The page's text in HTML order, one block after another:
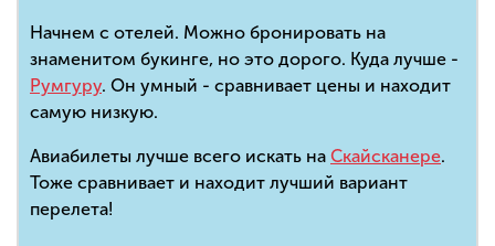
Начнем с отелей. Можно бронировать на
знаменитом букинге, но это дорого. Куда лучше -
Румгуру. Он умный - сравнивает цены и находит
самую низкую.
Авиабилеты лучше всего искать на Скайсканере.
Тоже сравнивает и находит лучший вариант
перелета!